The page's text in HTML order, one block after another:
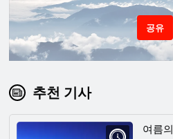
공유
추천 기사
여름